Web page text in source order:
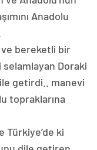
Anadolu
ve bereketli bir
Doraki
getirdi.. manevi
topraklarına
Türkiye’de ki